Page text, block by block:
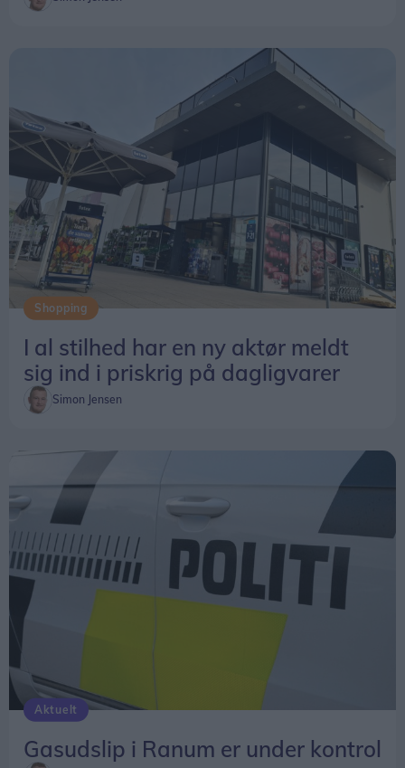
Shopping
I al stilhed har en ny aktør meldt
sig ind i priskrig på dagligvarer
Simon Jensen
Aktuelt
Gasudslip i Ranum er under kontrol